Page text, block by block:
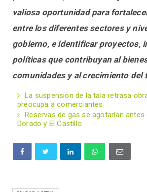
valiosa oportunidad para
entre los diferentes sectores y
gobierno, e identificar proyectos,
políticas que contribuyan al
comunidades y al crecimiento del
La suspensión de la tala retrasa
preocupa a comerciantes
Reservas de gas se agotarían antes
Dorado y El Castillo